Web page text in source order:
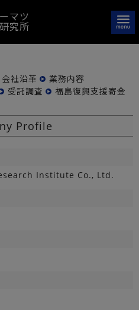
マツ
究所
会社沿革
業務内容
受託調査
福島復興支援寄金
Profile
Institute Co., Ltd.